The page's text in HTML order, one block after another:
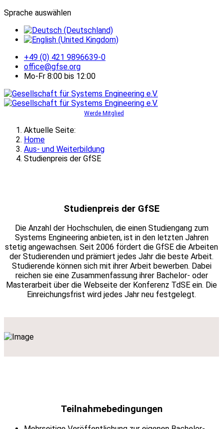
Sprache auswählen
+49 (0) 421 9896639-0
office@gfse.org
Mo-Fr 8:00 bis 12:00
Werde Mitglied
Aktuelle Seite:
Home
Aus- und Weiterbildung
Studienpreis der GfSE
Studienpreis der GfSE
Die Anzahl der Hochschulen, die einen Studiengang zum
Systems Engineering anbieten, ist in den letzten Jahren
stetig angewachsen. Seit 2006 fördert die GfSE die Arbeiten
der Studierenden und prämiert jedes Jahr die beste Arbeit.
Studierende können sich mit ihrer Arbeit bewerben. Dabei
reichen sie eine Zusammenfassung ihrer Bachelor- oder
Masterarbeit über die Webseite der Konferenz TdSE ein. Die
Einreichungsfrist wird jedes Jahr neu festgelegt.
Teilnahmebedingungen